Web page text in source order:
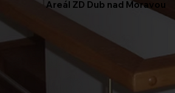
Areál ZD Dub nad Moravou